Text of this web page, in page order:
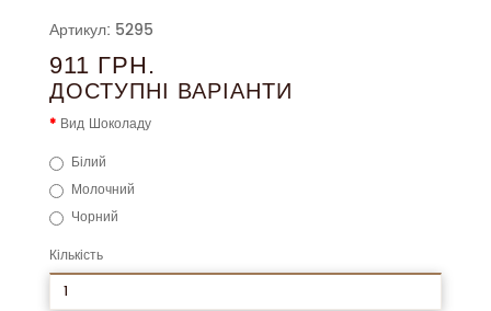
Артикул: 5295
911 ГРН.
ДОСТУПНІ ВАРІАНТИ
Вид Шоколаду
Білий
Молочний
Чорний
Кількість